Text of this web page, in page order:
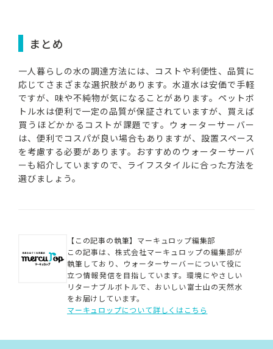
まとめ
一人暮らしの水の調達方法には、コストや利便性、品質に
応じてさまざまな選択肢があります。水道水は安価で手軽
ですが、味や不純物が気になることがあります。ペットボ
トル水は便利で一定の品質が保証されていますが、買えば
買うほどかかるコストが課題です。ウォーターサーバー
は、便利でコスパが良い場合もありますが、設置スペース
を考慮する必要があります。おすすめのウォーターサーバ
ーも紹介していますので、ライフスタイルに合った方法を
選びましょう。
【この記事の執筆】マーキュロップ編集部
この記事は、株式会社マーキュロップの編集部が
執筆しており、ウォーターサーバーについて役に
立つ情報発信を目指しています。環境にやさしい
リターナブルボトルで、おいしい富士山の天然水
をお届けしています。
マーキュロップについて詳しくはこちら